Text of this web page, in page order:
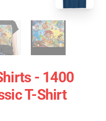
- 1400
T-Shirt